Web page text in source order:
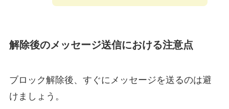
解除後のメッセージ送信における注意点
ブロック解除後、すぐにメッセージを送るのは避
けましょう。